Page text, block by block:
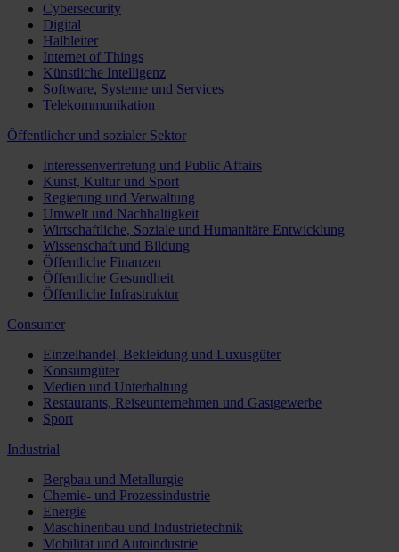
Cybersecurity
Digital
Halbleiter
Internet of Things
Künstliche Intelligenz
Software, Systeme und Services
Telekommunikation
Öffentlicher und sozialer Sektor
Interessenvertretung und Public Affairs
Kunst, Kultur und Sport
Regierung und Verwaltung
Umwelt und Nachhaltigkeit
Wirtschaftliche, Soziale und Humanitäre Entwicklung
Wissenschaft und Bildung
Öffentliche Finanzen
Öffentliche Gesundheit
Öffentliche Infrastruktur
Consumer
Einzelhandel, Bekleidung und Luxusgüter
Konsumgüter
Medien und Unterhaltung
Restaurants, Reiseunternehmen und Gastgewerbe
Sport
Industrial
Bergbau und Metallurgie
Chemie- und Prozessindustrie
Energie
Maschinenbau und Industrietechnik
Mobilität und Autoindustrie